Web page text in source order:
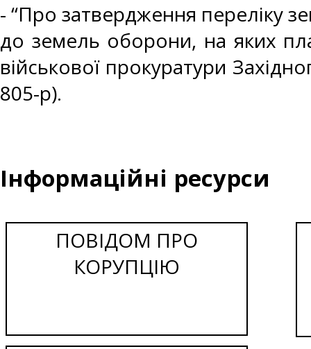
- “Про затвердження переліку
до земель оборони, на яких
військової прокуратури
805-р).
Інформаційні ресурси
ПОВІДОМ ПРО
КОРУПЦІЮ